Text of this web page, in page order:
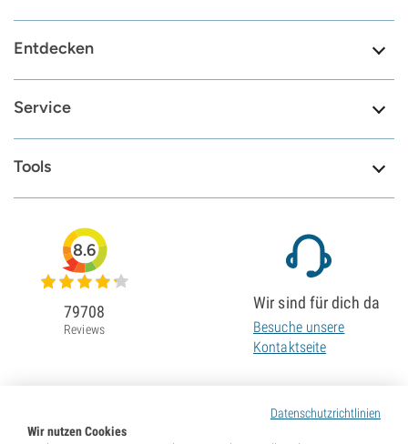
Entdecken
Service
Tools
Datenschutzrichtlinien
Wir nutzen Cookies
8.6
79708
Reviews
Wir sind für dich da
Besuche unsere
Kontaktseite